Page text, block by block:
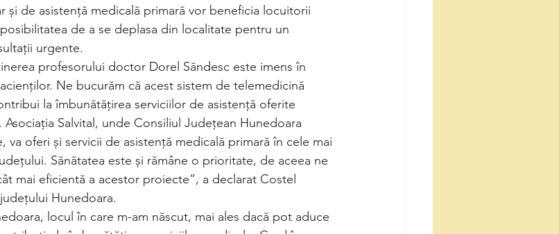
și de asistență medicală primară vor beneficia locuitorii
de a se deplasa din localitate pentru un
urgente.
profesorului doctor Dorel Săndesc este imens în
Ne bucurăm că acest sistem de telemedicină
la îmbunătățirea serviciilor de asistență oferite
Salvital, unde Consiliul Județean Hunedoara
oferi și servicii de asistență medicală primară în cele mai
Sănătatea este și rămâne o prioritate, de aceea ne
mai eficientă a acestor proiecte”, a declarat Costel
Hunedoara.
locul în care m-am născut, mai ales dacă pot aduce